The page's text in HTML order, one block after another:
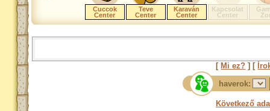
Cuccok
Center
Teve
Center
Karaván
Center
Kapcsolat
Center
[ Mi ez? ] [
haverok:
Következő